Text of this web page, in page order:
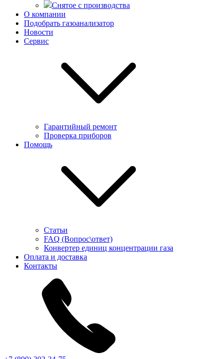
Снятое с производства
О компании
Подобрать газоанализатор
Новости
Сервис
Гарантийный ремонт
Проверка приборов
Помощь
Статьи
FAQ (Вопрос\ответ)
Конвертер единиц концентрации газа
Оплата и доставка
Контакты